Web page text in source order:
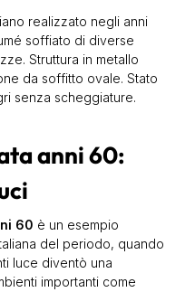
realizzato negli anni
soffiato di diverse
Struttura in metallo
da soffitto ovale. Stato
senza scheggiature.
anni 60:
60 è un esempio
del periodo, quando
luce diventò una
importanti come